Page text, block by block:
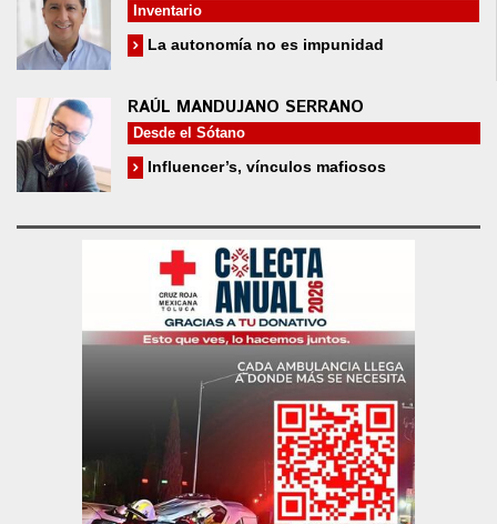
Inventario
La autonomía no es impunidad
RAÚL MANDUJANO SERRANO
Desde el Sótano
Influencer’s, vínculos mafiosos